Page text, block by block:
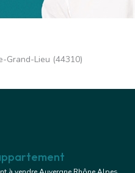
Grand-Lieu (44310)